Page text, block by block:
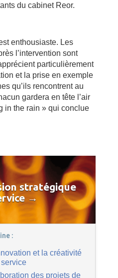
du cabinet Reor.
enthousiaste. Les
l’intervention sont
particulièrement
et la prise en exemple
qu’ils rencontrent au
gardera en tête l’air
in the rain » qui conclue
stratégique
→
:
et la créativité
des projets de